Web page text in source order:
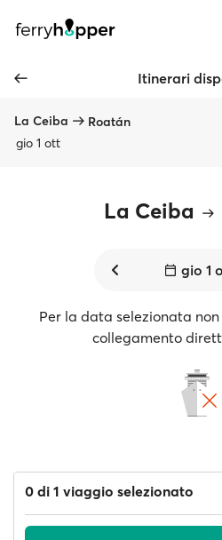
Itinerari
La Ceiba
Roatán
gio 1 ott
La Ceiba
gio 1
Per la data selezionata
collegamento
0 di 1 viaggio selezionato